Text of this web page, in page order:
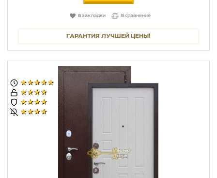
В закладки В сравнение
ГАРАНТИЯ ЛУЧШЕЙ ЦЕНЫ!
★★★★★
★★★★
★★★★
★★★★